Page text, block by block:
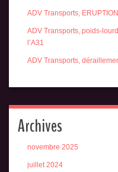
ADV Transports,
ADV Transports, poids-
l’A31
ADV Transports,
Archives
novembre 2025
juillet 2024